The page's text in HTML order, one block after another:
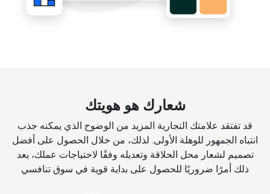
شعارك هو هويتك
قد تفتقد علامتك التجارية المزيد من الوضوح الذي يمكنه جذب
انتباه الجمهور للوهلة الأولى. لذلك، من خلال الحصول على أفضل
تصميم لشعار محل الحلاقة وتعديله وفقًا لاحتياجات عملك، يعد
ذلك أمرًا ضروريًا للحصول على بداية قوية في سوق تنافسي